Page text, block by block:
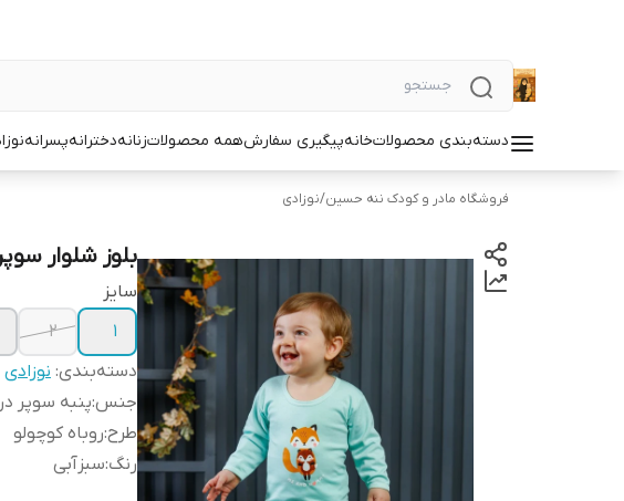
دسته‌بندی محصولاتخانهپیگیری سفارشهمه محصولاتزنانهدخترانهپسرانه
فروشگاه مادر و کودک ننه حسین/نوزادی
بلوز شلوار
سایز
۱
۲
دسته‌بندی: نوزادی
جنس:پنبه سوپر
طرح:روباه کوچولو
رنگ:سبزآبی